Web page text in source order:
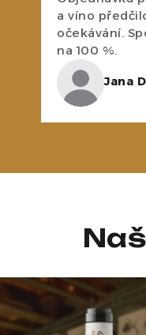
a víno
očekávání.
na 100 %.
Jana